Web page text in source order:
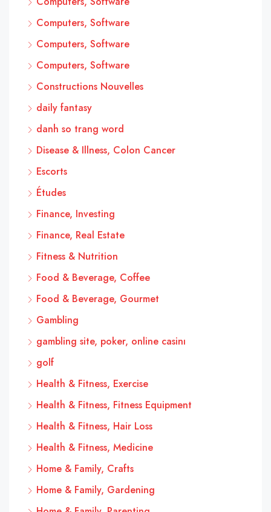
Computers, Software
Computers, Software
Computers, Software
Constructions Nouvelles
daily fantasy
danh so trang word
Disease & Illness, Colon Cancer
Escorts
Études
Finance, Investing
Finance, Real Estate
Fitness & Nutrition
Food & Beverage, Coffee
Food & Beverage, Gourmet
Gambling
gambling site, poker, online casinı
golf
Health & Fitness, Exercise
Health & Fitness, Fitness Equipment
Health & Fitness, Hair Loss
Health & Fitness, Medicine
Home & Family, Crafts
Home & Family, Gardening